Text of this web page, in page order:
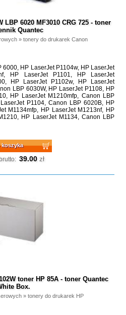
LBP 6020 MF3010 CRG 725 - toner
Quantec
»tonery do drukarek Canon
6000, HP LaserJet P1104w, HP LaserJet
HP LaserJet P1101, HP LaserJet
HP LaserJet P1102w, HP LaserJet
LBP 6030W, HP LaserJet P1108, HP
HP LaserJet M1210mfp, Canon LBP
P1104, Canon LBP 6020B, HP
M1134mfp, HP LaserJet M1213nf, HP
HP LaserJet M1134, Canon LBP
koszyka
39.00 zł
toner HP 85A - toner Quantec
Box.
» tonery do drukarek HP